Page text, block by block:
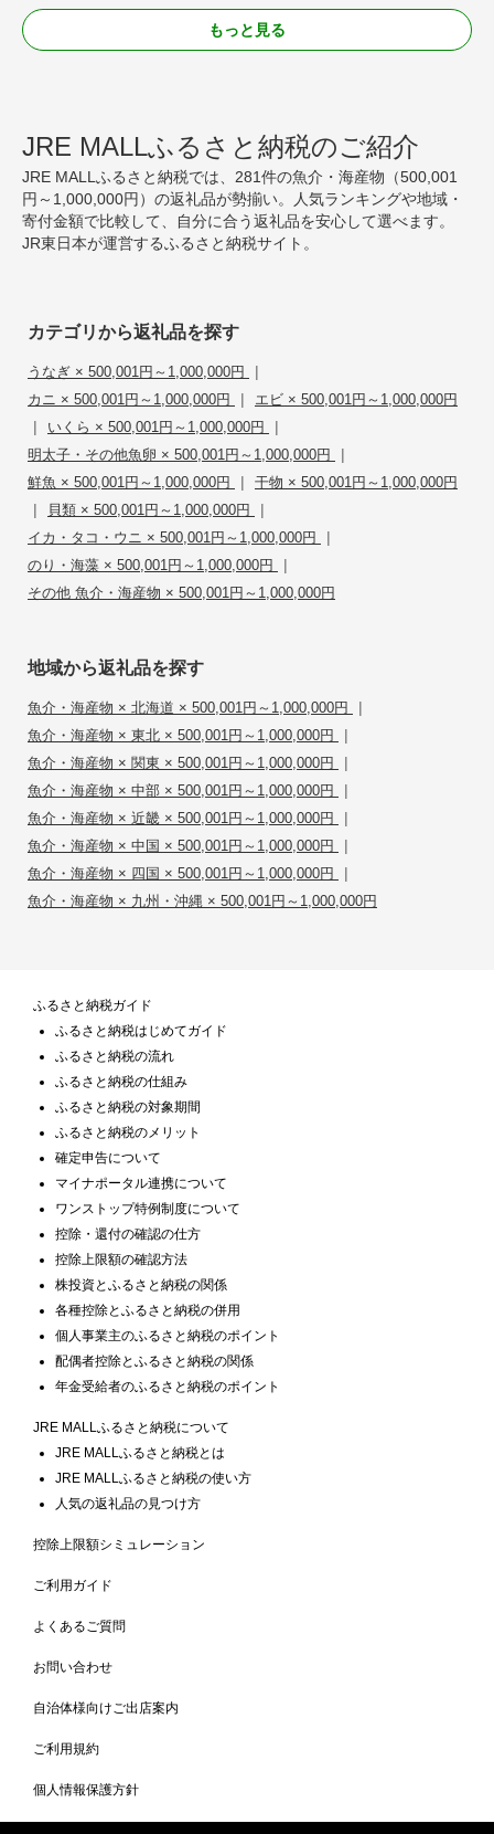
もっと見る
JRE MALLふるさと納税のご紹介
JRE MALLふるさと納税では、281件の魚介・海産物（500,001
円～1,000,000円）の返礼品が勢揃い。人気ランキングや地域・
寄付金額で比較して、自分に合う返礼品を安心して選べます。
JR東日本が運営するふるさと納税サイト。
カテゴリから返礼品を探す
うなぎ × 500,001円～1,000,000円 |
カニ × 500,001円～1,000,000円 | エビ × 500,001円～1,000,000円
| いくら × 500,001円～1,000,000円 |
明太子・その他魚卵 × 500,001円～1,000,000円 |
鮮魚 × 500,001円～1,000,000円 | 干物 × 500,001円～1,000,000円
| 貝類 × 500,001円～1,000,000円 |
イカ・タコ・ウニ × 500,001円～1,000,000円 |
のり・海藻 × 500,001円～1,000,000円 |
その他 魚介・海産物 × 500,001円～1,000,000円
地域から返礼品を探す
魚介・海産物 × 北海道 × 500,001円～1,000,000円 |
魚介・海産物 × 東北 × 500,001円～1,000,000円 |
魚介・海産物 × 関東 × 500,001円～1,000,000円 |
魚介・海産物 × 中部 × 500,001円～1,000,000円 |
魚介・海産物 × 近畿 × 500,001円～1,000,000円 |
魚介・海産物 × 中国 × 500,001円～1,000,000円 |
魚介・海産物 × 四国 × 500,001円～1,000,000円 |
魚介・海産物 × 九州・沖縄 × 500,001円～1,000,000円
ふるさと納税ガイド
ふるさと納税はじめてガイド
ふるさと納税の流れ
ふるさと納税の仕組み
ふるさと納税の対象期間
ふるさと納税のメリット
確定申告について
マイナポータル連携について
ワンストップ特例制度について
控除・還付の確認の仕方
控除上限額の確認方法
株投資とふるさと納税の関係
各種控除とふるさと納税の併用
個人事業主のふるさと納税のポイント
配偶者控除とふるさと納税の関係
年金受給者のふるさと納税のポイント
JRE MALLふるさと納税について
JRE MALLふるさと納税とは
JRE MALLふるさと納税の使い方
人気の返礼品の見つけ方
控除上限額シミュレーション
ご利用ガイド
よくあるご質問
お問い合わせ
自治体様向けご出店案内
ご利用規約
個人情報保護方針